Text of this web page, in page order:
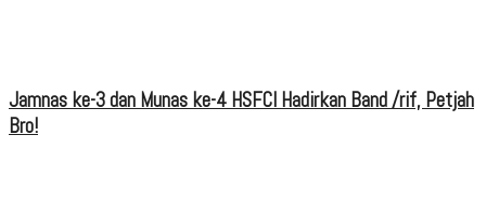
Jamnas ke-3 dan Munas ke-4 HSFCI Hadirkan Band /rif, Petjah
Bro!